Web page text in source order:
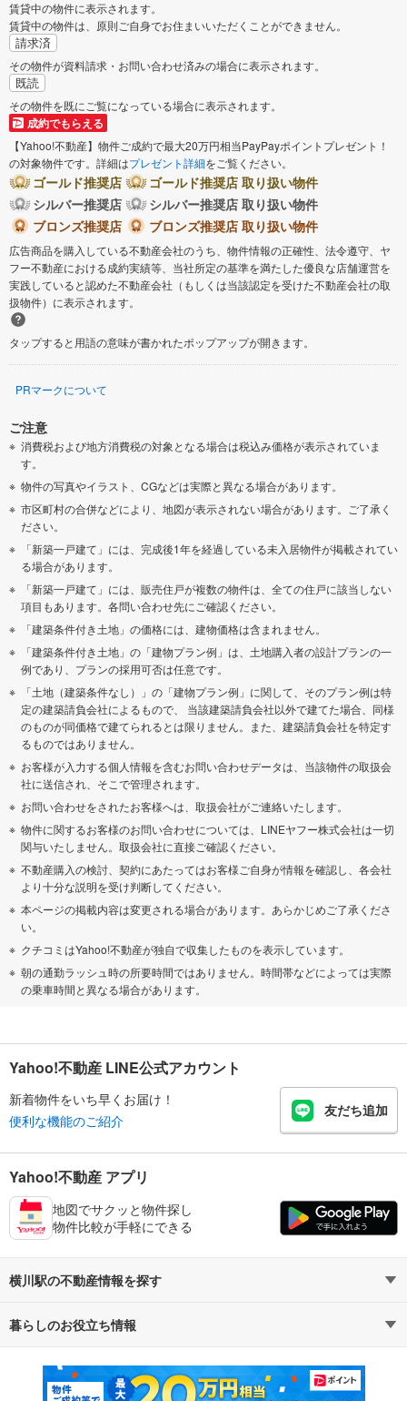
賃貸中の物件に表示されます。
賃貸中の物件は、原則ご自身でお住まいいただくことができません。
請求済
その物件が資料請求・お問い合わせ済みの場合に表示されます。
既読
その物件を既にご覧になっている場合に表示されます。
成約でもらえる
【Yahoo!不動産】物件ご成約で最大20万円相当PayPayポイントプレゼント！
の対象物件です。詳細はプレゼント詳細をご覧ください。
ゴールド推奨店
ゴールド推奨店 取り扱い物件
シルバー推奨店
シルバー推奨店 取り扱い物件
ブロンズ推奨店
ブロンズ推奨店 取り扱い物件
広告商品を購入している不動産会社のうち、物件情報の正確性、法令遵守、ヤ
フー不動産における成約実績等、当社所定の基準を満たした優良な店舗運営を
実践していると認めた不動産会社（もしくは当該認定を受けた不動産会社の取
扱物件）に表示されます。
タップすると用語の意味が書かれたポップアップが開きます。
PRマークについて
ご注意
消費税および地方消費税の対象となる場合は税込み価格が表示されていま
す。
物件の写真やイラスト、CGなどは実際と異なる場合があります。
市区町村の合併などにより、地図が表示されない場合があります。ご了承く
ださい。
「新築一戸建て」には、完成後1年を経過している未入居物件が掲載されてい
る場合があります。
「新築一戸建て」には、販売住戸が複数の物件は、全ての住戸に該当しない
項目もあります。各問い合わせ先にご確認ください。
「建築条件付き土地」の価格には、建物価格は含まれません。
「建築条件付き土地」の「建物プラン例」は、土地購入者の設計プランの一
例であり、プランの採用可否は任意です。
「土地（建築条件なし）」の「建物プラン例」に関して、そのプラン例は特
定の建築請負会社によるもので、 当該建築請負会社以外で建てた場合、同様
のものが同価格で建てられるとは限りません。また、建築請負会社を特定す
るものではありません。
お客様が入力する個人情報を含むお問い合わせデータは、当該物件の取扱会
社に送信され、そこで管理されます。
お問い合わせをされたお客様へは、取扱会社がご連絡いたします。
物件に関するお客様のお問い合わせについては、LINEヤフー株式会社は一切
関与いたしません。取扱会社に直接ご確認ください。
不動産購入の検討、契約にあたってはお客様ご自身が情報を確認し、各会社
より十分な説明を受け判断してください。
本ページの掲載内容は変更される場合があります。あらかじめご了承くださ
い。
クチコミはYahoo!不動産が独自で収集したものを表示しています。
朝の通勤ラッシュ時の所要時間ではありません。時間帯などによっては実際
の乗車時間と異なる場合があります。
Yahoo!不動産 LINE公式アカウント
新着物件をいち早くお届け！
便利な機能のご紹介
友だち追加
Yahoo!不動産 アプリ
地図でサクッと物件探し
物件比較が手軽にできる
横川駅の不動産情報を探す
不動産・住宅
新築マンション 中古マンション
暮らしのお役立ち情報
マンションカタログ 教えて！住まいの先生